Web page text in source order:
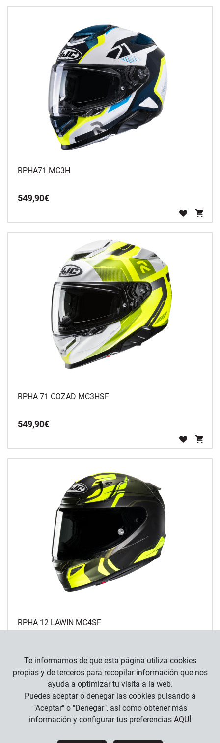
RPHA71 MC3H
549,90€
RPHA 71 COZAD MC3HSF
549,90€
RPHA 12 LAWIN MC4SF
Te informamos de que esta página utiliza cookies
propias y de terceros para recopilar información que nos
ayuda a optimizar tu visita a la web.
Puedes aceptar o denegar las cookies pulsando a
"Aceptar" o "Denegar", así como obtener más
información y configurar tus preferencias AQUÍ